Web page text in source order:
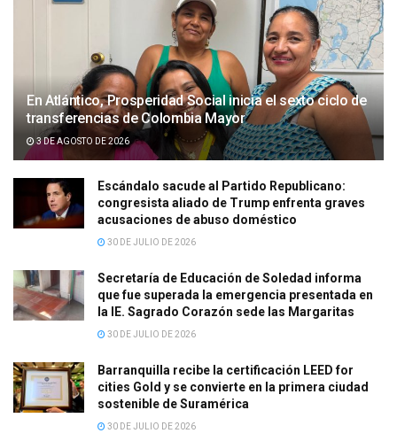
En Atlántico, Prosperidad Social inicia el sexto ciclo de
transferencias de Colombia Mayor
3 DE AGOSTO DE 2026
Escándalo sacude al Partido Republicano:
congresista aliado de Trump enfrenta graves
acusaciones de abuso doméstico
30 DE JULIO DE 2026
Secretaría de Educación de Soledad informa
que fue superada la emergencia presentada en
la IE. Sagrado Corazón sede las Margaritas
30 DE JULIO DE 2026
Barranquilla recibe la certificación LEED for
cities Gold y se convierte en la primera ciudad
sostenible de Suramérica
30 DE JULIO DE 2026